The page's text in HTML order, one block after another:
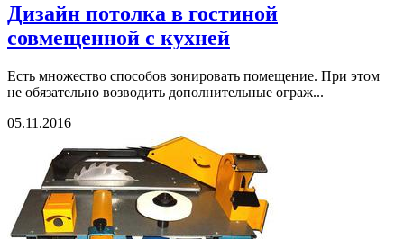
Дизайн потолка в гостиной
совмещенной с кухней
Есть множество способов зонировать помещение. При этом
не обязательно возводить дополнительные ограж...
05.11.2016